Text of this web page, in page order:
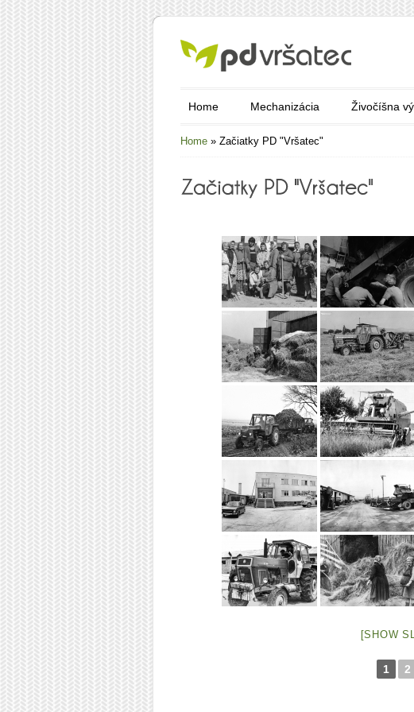
Home Mechanizácia Živočíšna
Home » Začiatky PD "Vršatec"
[SHOW
1 2